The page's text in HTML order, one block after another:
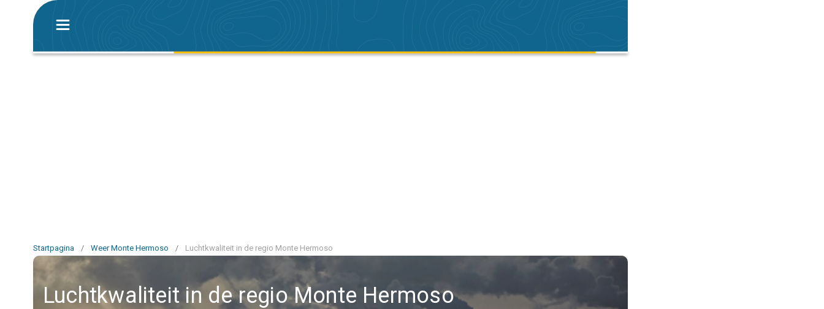
Startpagina / Weer Monte Hermoso / Luchtkwaliteit in de regio Monte Hermoso
Luchtkwaliteit in de regio Monte Hermoso